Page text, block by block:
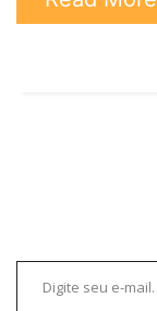
Digite seu e-mail…